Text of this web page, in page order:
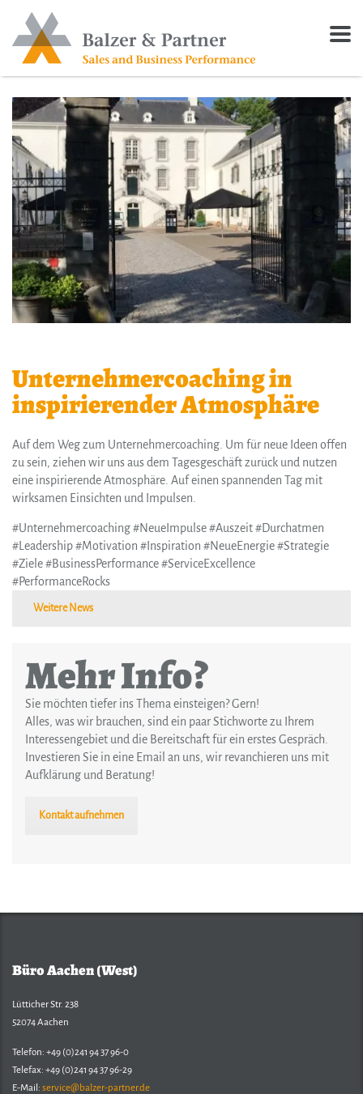
Unternehmercoaching in
inspirierender Atmosphäre
Auf dem Weg zum Unternehmercoaching. Um für neue Ideen offen
zu sein, ziehen wir uns aus dem Tagesgeschäft zurück und nutzen
eine inspirierende Atmosphäre. Auf einen spannenden Tag mit
wirksamen Einsichten und Impulsen.
#Unternehmercoaching #NeueImpulse #Auszeit #Durchatmen
#Leadership #Motivation #Inspiration #NeueEnergie #Strategie
#Ziele #BusinessPerformance #ServiceExcellence
#PerformanceRocks
Weitere News
Mehr Info?
Sie möchten tiefer ins Thema einsteigen? Gern!
Alles, was wir brauchen, sind ein paar Stichworte zu Ihrem
Interessengebiet und die Bereitschaft für ein erstes Gespräch.
Investieren Sie in eine Email an uns, wir revanchieren uns mit
Aufklärung und Beratung!
Kontakt aufnehmen
Büro Aachen (West)
Lütticher Str. 238
52074 Aachen
Telefon: +49 (0)241 94 37 96-0
Telefax: +49 (0)241 94 37 96-29
E-Mail: service@balzer-partner.de